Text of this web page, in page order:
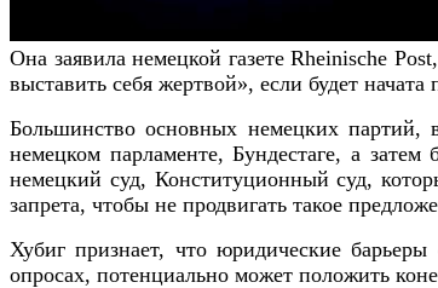
Она заявила немецкой газете Rheinische
выставить себя жертвой», если будет начата
Большинство основных немецких партий,
немецком парламенте, Бундестаге, а
немецкий суд, Конституционный суд,
запрета, чтобы не продвигать такое
Хубиг признает, что юридические
опросах, потенциально может положить